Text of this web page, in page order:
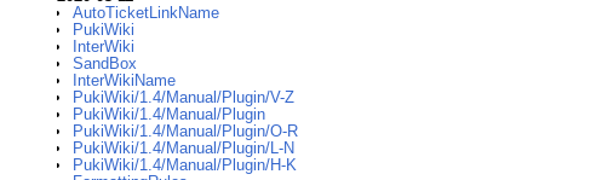
AutoTicketLinkName
PukiWiki
InterWiki
SandBox
InterWikiName
PukiWiki/1.4/Manual/Plugin/V-Z
PukiWiki/1.4/Manual/Plugin
PukiWiki/1.4/Manual/Plugin/O-R
PukiWiki/1.4/Manual/Plugin/L-N
PukiWiki/1.4/Manual/Plugin/H-K